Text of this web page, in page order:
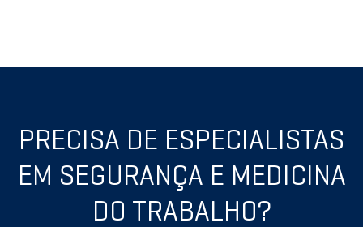
PRECISA DE ESPECIALISTAS
EM SEGURANÇA E MEDICINA
DO TRABALHO?